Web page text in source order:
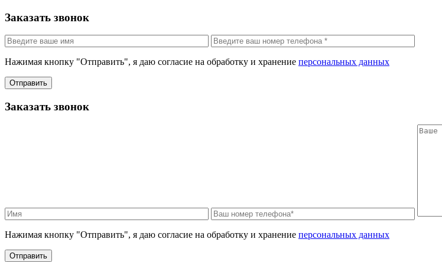
Заказать звонок
Нажимая кнопку "Отправить", я даю согласие на обработку и хранение персональных данных
Отправить
Заказать звонок
Нажимая кнопку "Отправить", я даю согласие на обработку и хранение персональных данных
Отправить